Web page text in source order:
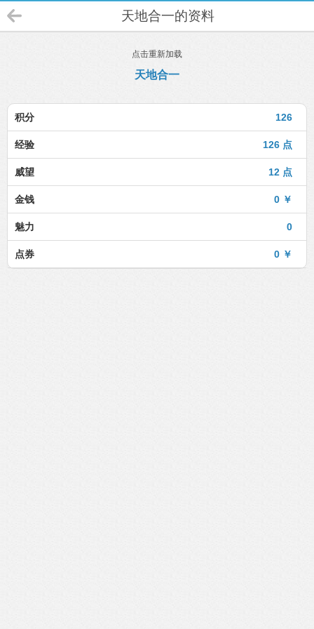
天地合一的资料
点击重新加载
天地合一
126
积分
126 点
经验
12 点
威望
0 ￥
金钱
0
魅力
0 ￥
点券